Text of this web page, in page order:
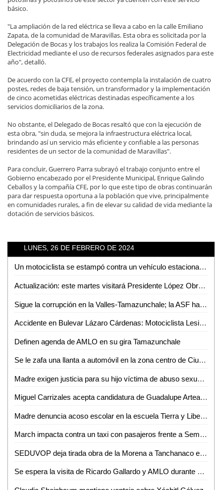
básico.
"La ampliación de la red eléctrica se lleva a cabo en la calle Emiliano
Zapata, de la comunidad de Maravillas. Esta obra es solicitada por la
Delegación de Bocas y los trabajos los realiza la Comisión Federal de
Electricidad mediante el uso de recursos federales asignados para este
año", detalló.
De acuerdo con la CFE, el proyecto contempla la instalación de cuatro
postes, redes de baja tensión, un transformador y la implementación
de cinco acometidas eléctricas destinadas específicamente a los
servicios domiciliarios de la zona.
No obstante, el Delegado de Bocas resaltó que con la ejecución de
esta obra, "sin duda, se mejora la infraestructura eléctrica local,
brindando así un servicio más eficiente y confiable a las personas
residentes de un sector de la comunidad de Maravillas".
Para concluir, Guerrero Parra subrayó el trabajo conjunto entre el
Gobierno encabezado por el Presidente Municipal, Enrique Galindo
Ceballos y la compañía CFE, por lo que este tipo de obras continuarán
para dar respuesta oportuna a la población que vive, principalmente
en comunidades rurales, a fin de elevar su calidad de vida mediante la
dotación de servicios básicos.
LUNES, 26 DE FEBRERO DE 2024
Un motociclista se estampó contra un vehículo estacionado en la colonia Santa Lucía
Actualización: este martes visitará Presidente López Obrador a la Zona Huasteca
Sigue la corrupción en la Valles-Tamazunchale; la ASF hace millonarias observaciones a la SICT
Accidente en Bulevar Lázaro Cárdenas: Motociclista Lesionado
Definen agenda de AMLO en su gira Tamazunchale
Se le zafa una llanta a automóvil en la zona centro de Ciudad Valles
Madre exigen justicia para su hijo víctima de abuso sexual en Ciudad Valles
Miguel Carrizales acepta candidatura de Guadalupe Arteaga para alcaldía de Valles por Nueva Alianza
Madre denuncia acoso escolar en la escuela Tierra y Libertad
March impacta contra un taxi con pasajeros frente a Seminario Diocesano de Valles
SEDUVOP deja tirada obra de la Morena a Tanchanaco en Aquismón
Se espera la visita de Ricardo Gallardo y AMLO durante esta semana en la región: David Medina